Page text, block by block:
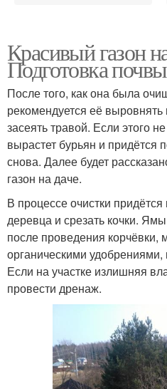
Красивый газон
Подготовка почвы
После того, как она была
рекомендуется её
засеять травой. Если этого
вырастет бурьян и придётся
снова. Далее будет
газон на даче.
В процессе очистки
деревца и срезать кочки.
после проведения корчёвки,
органическими
Если на участке излишняя
провести дренаж.